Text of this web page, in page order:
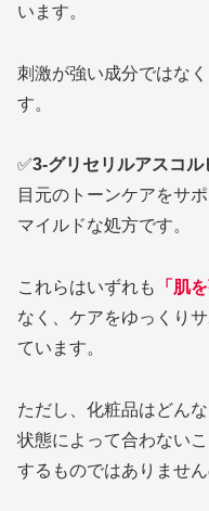
います。
刺激が強い成分ではな
す。
✅3-グリセリルアスコ
目元のトーンケアをサ
マイルドな処方です。
これらはいずれも 「肌
なく、ケアをゆっくり
ています。
ただし、化粧品はどん
状態によって合わない
するものではありませ